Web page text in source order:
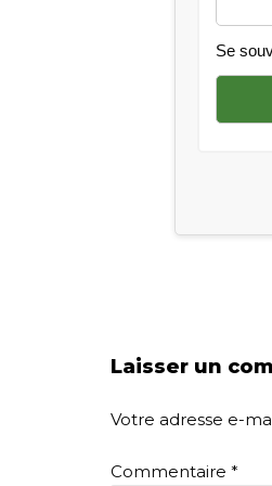
Se
Laisser un
Votre adresse e-
Commentaire *